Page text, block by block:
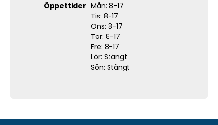
Öppettider Mån: 8-17
Tis: 8-17
Ons: 8-17
Tor: 8-17
Fre: 8-17
Lör: Stängt
Sön: Stängt